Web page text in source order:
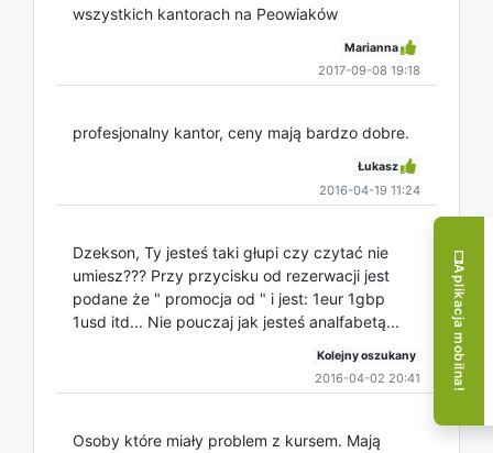
wszystkich kantorach na Peowiaków
Marianna
2017-09-08 19:18
profesjonalny kantor, ceny mają bardzo dobre.
Łukasz
2016-04-19 11:24
Dzekson, Ty jesteś taki głupi czy czytać nie
umiesz??? Przy przycisku od rezerwacji jest
podane że " promocja od " i jest: 1eur 1gbp
1usd itd... Nie pouczaj jak jesteś analfabetą...
Kolejny oszukany
2016-04-02 20:41
Osoby które miały problem z kursem. Mają
Aplikacja mobilna!